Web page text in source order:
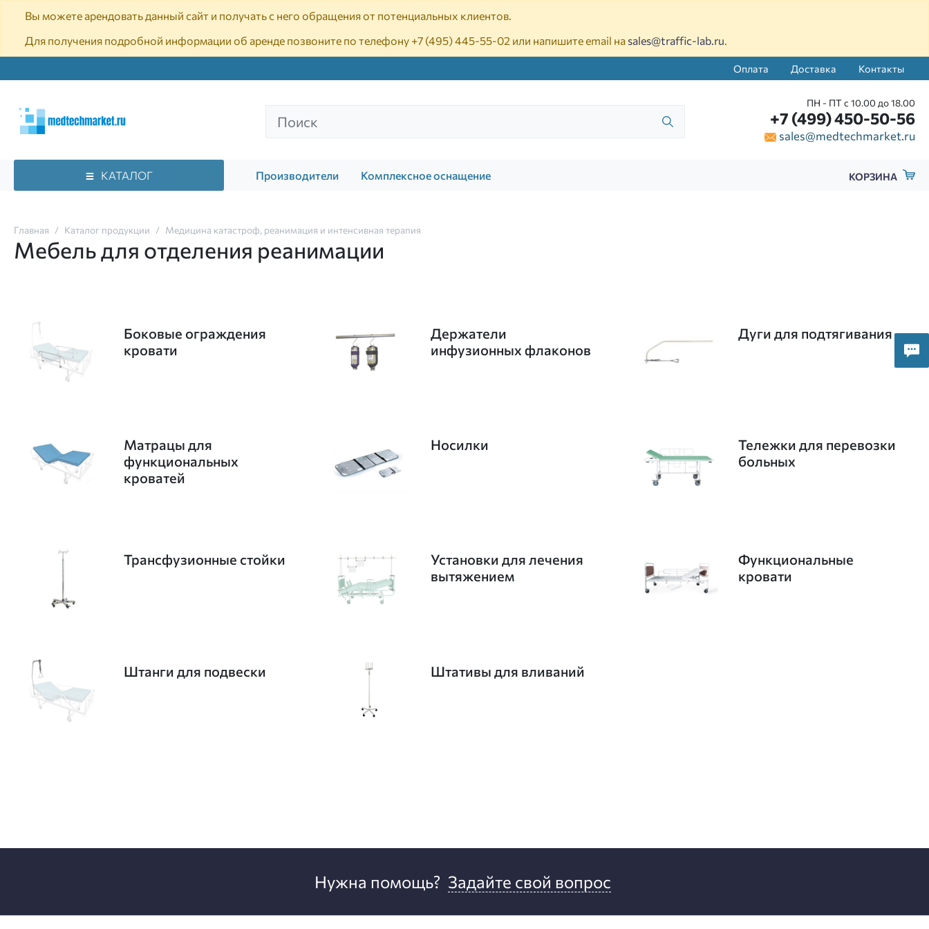
Вы можете арендовать данный сайт и получать с него обращения от потенциальных клиентов.
Для получения подробной информации об аренде позвоните по телефону +7 (495) 445-55-02 или напишите email на sales@traffic-lab.ru.
Оплата Доставка Контакты
ПН - ПТ с 10.00 до 18.00
+7 (499) 450-50-56
sales@medtechmarket.ru
КАТАЛОГ Производители Комплексное оснащение КОРЗИНА
Главная Каталог продукции Медицина катастроф, реанимация и интенсивная терапия
Мебель для отделения реанимации
Боковые ограждения
кровати
Держатели
инфузионных флаконов
Дуги для подтягивания
Матрацы для
функциональных
кроватей
Носилки
Тележки для перевозки
больных
Трансфузионные стойки
Установки для лечения
вытяжением
Функциональные
кровати
Штанги для подвески Штативы для вливаний
Нужна помощь? Задайте свой вопрос